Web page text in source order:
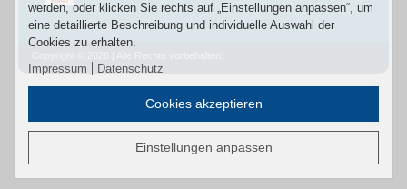
werden, oder klicken Sie rechts auf „Einstellungen anpassen“, um
eine detaillierte Beschreibung und individuelle Auswahl der
Cookies zu erhalten.
Impressum
Datenschutz
Cookies akzeptieren
Einstellungen anpassen